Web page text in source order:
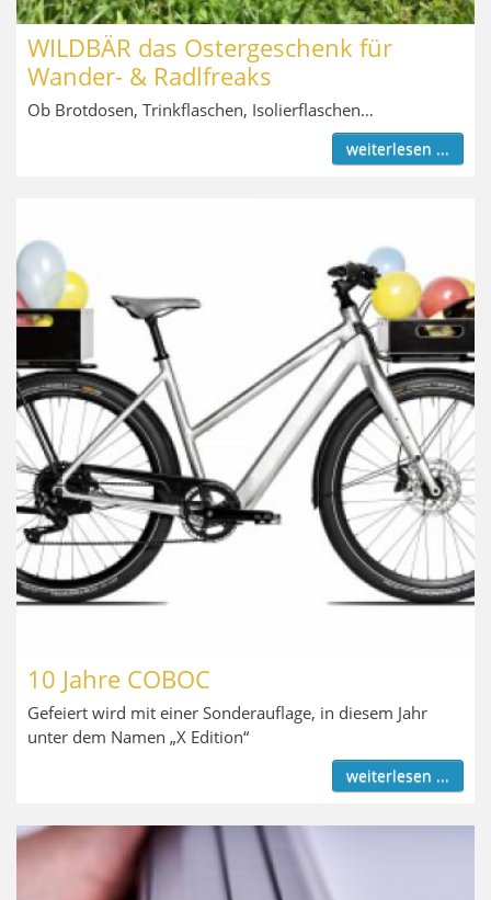
WILDBÄR das Ostergeschenk für
Wander- & Radlfreaks
Ob Brotdosen, Trinkflaschen, Isolierflaschen…
weiterlesen ...
10 Jahre COBOC
Gefeiert wird mit einer Sonderauflage, in diesem Jahr
unter dem Namen „X Edition“
weiterlesen ...